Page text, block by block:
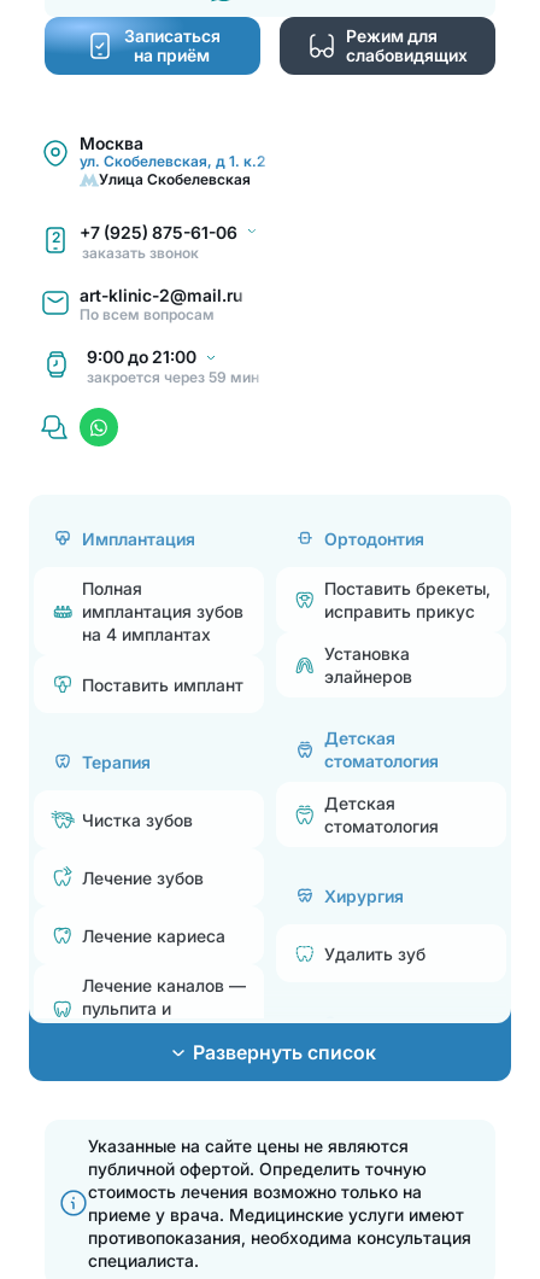
Режим для
слабовидящих
Записаться
на приём
Москва
ул. Скобелевская, д 1. к.2
Улица Скобелевская
2 +7 (925) 875-61-06
заказать звонок
art-klinic-2@mail.ru
По всем вопросам
9:00до21:00
закроется через 59 мин
Имплантация
Полная
имплантация зубов
на 4 имплантах
Поставить имплант
Терапия
Чистка зубов
Лечение зубов
Лечение кариеса
Лечение каналов —
пульпита и
Эстетические
реставрации
Отбелить зубы
Ортодонтия
Поставить брекеты,
исправить прикус
Установка
элайнеров
Детская
стоматология
Детская
стоматология
Хирургия
Удалить зуб
Эстетическая
стоматология
Поставить брекеты,
Эстетические
реставрации
Отбелить зубы
Развернуть список
Указанные на сайте цены не являются
публичной офертой. Определить точную
стоимость лечения возможно только на
приеме у врача. Медицинские услуги имеют
противопоказания, необходима консультация
специалиста.